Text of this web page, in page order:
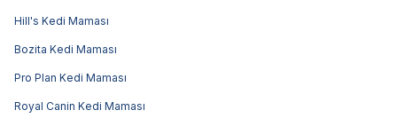
Hill's Kedi Maması
Bozita Kedi Maması
Pro Plan Kedi Maması
Royal Canin Kedi Maması